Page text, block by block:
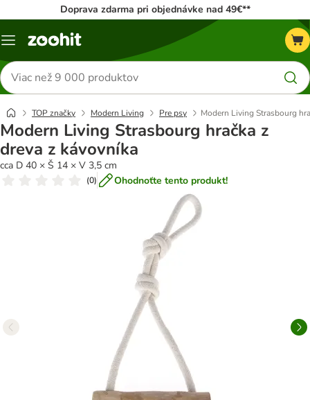
Doprava zdarma pri objednávke nad 49€**
Kategórie
Hľadať
produkty
TOP značky Modern Living Pre psy Modern Living Strasbourg
Modern Living Strasbourg hračka z
dreva z kávovníka
cca D 40 × Š 14 × V 3,5 cm
(0) Ohodnoťte tento produkt!